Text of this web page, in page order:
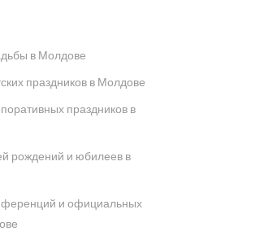
в Молдове
праздников в Молдове
праздников в
рождений и юбилеев в
и официальных